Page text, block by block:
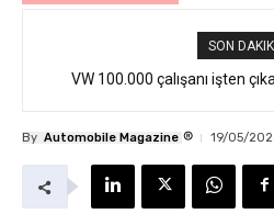
SON
VW 100.000 çalışanı işten
By Automobile Magazine ® 19/05/